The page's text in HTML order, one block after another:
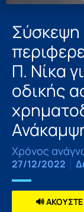
Σύσκεψη
Π. Νίκα
οδικής
Χρόνος
27/12/2022
🔊